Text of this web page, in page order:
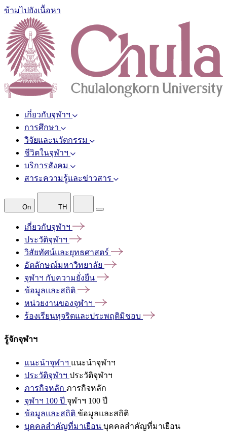
ข้ามไปยังเนื้อหา
เกี่ยวกับจุฬาฯ
การศึกษา
วิจัยและนวัตกรรม
ชีวิตในจุฬาฯ
บริการสังคม
สาระความรู้และข่าวสาร
On TH
เกี่ยวกับจุฬาฯ
ประวัติจุฬาฯ
วิสัยทัศน์และยุทธศาสตร์
อัตลักษณ์มหาวิทยาลัย
จุฬาฯ กับความยั่งยืน
ข้อมูลและสถิติ
หน่วยงานของจุฬาฯ
ร้องเรียนทุจริตและประพฤติมิชอบ
รู้จักจุฬาฯ
แนะนำจุฬาฯ แนะนำจุฬาฯ
ประวัติจุฬาฯ ประวัติจุฬาฯ
ภารกิจหลัก ภารกิจหลัก
จุฬาฯ 100 ปี จุฬาฯ 100 ปี
ข้อมูลและสถิติ ข้อมูลและสถิติ
บุคคลสำคัญที่มาเยือน บุคคลสำคัญที่มาเยือน